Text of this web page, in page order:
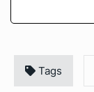
Tags